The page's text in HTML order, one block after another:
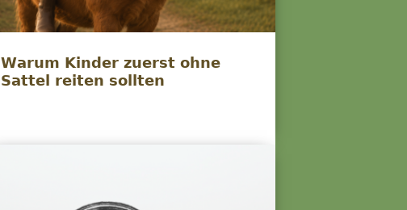
Warum Kinder zuerst ohne
Sattel reiten sollten